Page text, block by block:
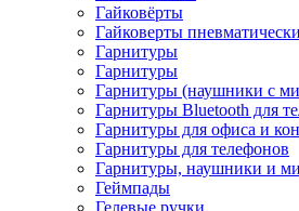
Гайковёрты
Гайковерты
Гарнитуры
Гарнитуры
Гарнитуры (наушники с
Гарнитуры Bluetooth для
Гарнитуры для офиса и
Гарнитуры для телефонов
Гарнитуры, наушники и
Геймпады
Гелевые ручки